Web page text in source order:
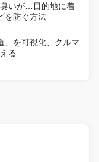
いが…目的地に着
を防ぐ方法
」を可視化、クルマ
る